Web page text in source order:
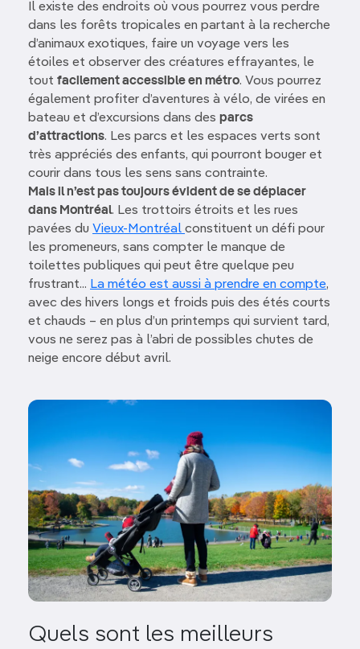
Il existe des endroits où vous pourrez vous perdre
dans les forêts tropicales en partant à la recherche
d’animaux exotiques, faire un voyage vers les
étoiles et observer des créatures effrayantes, le
tout facilement accessible en métro. Vous pourrez
également profiter d’aventures à vélo, de virées en
bateau et d’excursions dans des parcs
d’attractions. Les parcs et les espaces verts sont
très appréciés des enfants, qui pourront bouger et
courir dans tous les sens sans contrainte.
Mais il n’est pas toujours évident de se déplacer
dans Montréal. Les trottoirs étroits et les rues
pavées du Vieux-Montréal constituent un défi pour
les promeneurs, sans compter le manque de
toilettes publiques qui peut être quelque peu
frustrant... La météo est aussi à prendre en compte,
avec des hivers longs et froids puis des étés courts
et chauds – en plus d’un printemps qui survient tard,
vous ne serez pas à l’abri de possibles chutes de
neige encore début avril.
Image
Quels sont les meilleurs